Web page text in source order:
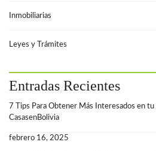
Inmobiliarias
Leyes y Trámites
Entradas Recientes
7 Tips Para Obtener Más Interesados en tu
CasasenBolivia
febrero 16, 2025